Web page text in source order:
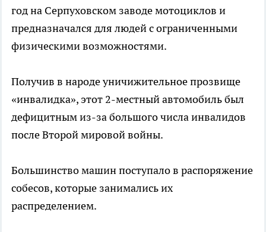
год на Серпуховском заводе мотоциклов и
предназначался для людей с ограниченными
физическими возможностями.
Получив в народе уничижительное прозвище
«инвалидка», этот 2-местный автомобиль был
дефицитным из-за большого числа инвалидов
после Второй мировой войны.
Большинство машин поступало в распоряжение
собесов, которые занимались их
распределением.